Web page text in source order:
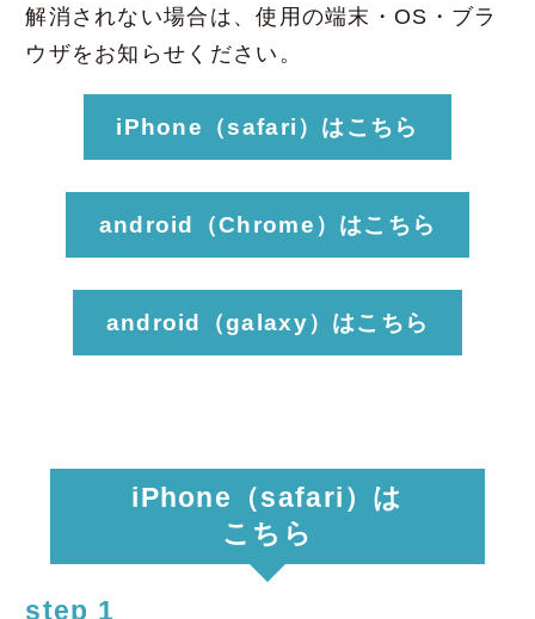
お問い合わせ
資料請求
解消されない場合は、使用の端末・OS・ブラ
ウザをお知らせください。
iPhone（safari）はこちら
android（Chrome）はこちら
android（galaxy）はこちら
iPhone（safari）は
こちら
step 1